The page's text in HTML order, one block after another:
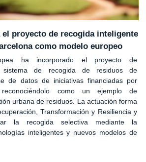
el proyecto de recogida inteligente
como modelo europeo
ha incorporado el proyecto de
sistema de recogida de residuos de
de datos de iniciativas financiadas por
como un ejemplo de
urbana de residuos. La actuación forma
Transformación y Resiliencia y
la recogida selectiva mediante la
inteligentes y nuevos modelos de